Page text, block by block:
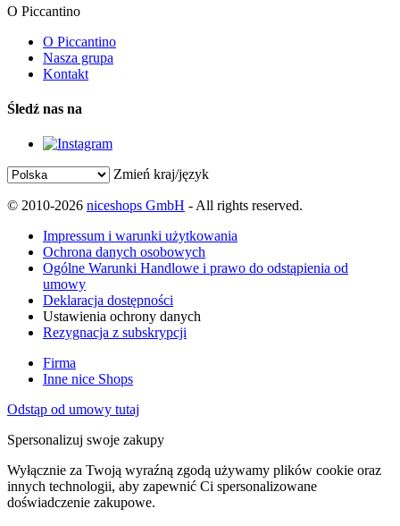
O Piccantino
O Piccantino
Nasza grupa
Kontakt
Śledź nas na
Zmień kraj/język
© 2010-2026 niceshops GmbH - All rights reserved.
Impressum i warunki użytkowania
Ochrona danych osobowych
Ogólne Warunki Handlowe i prawo do odstąpienia od
umowy
Deklaracja dostępności
Ustawienia ochrony danych
Rezygnacja z subskrypcji
Firma
Inne nice Shops
Odstąp od umowy tutaj
Spersonalizuj swoje zakupy
Wyłącznie za Twoją wyraźną zgodą używamy plików cookie oraz
innych technologii, aby zapewnić Ci spersonalizowane
doświadczenie zakupowe.